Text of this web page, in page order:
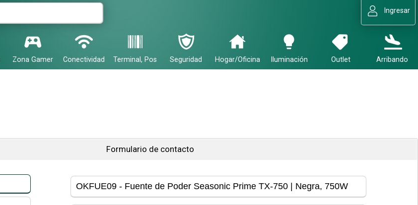
Ingresar
Zona Gamer Conectividad Terminal, Pos Seguridad Hogar/Oficina Iluminación Outlet Arribando
Formulario de contacto